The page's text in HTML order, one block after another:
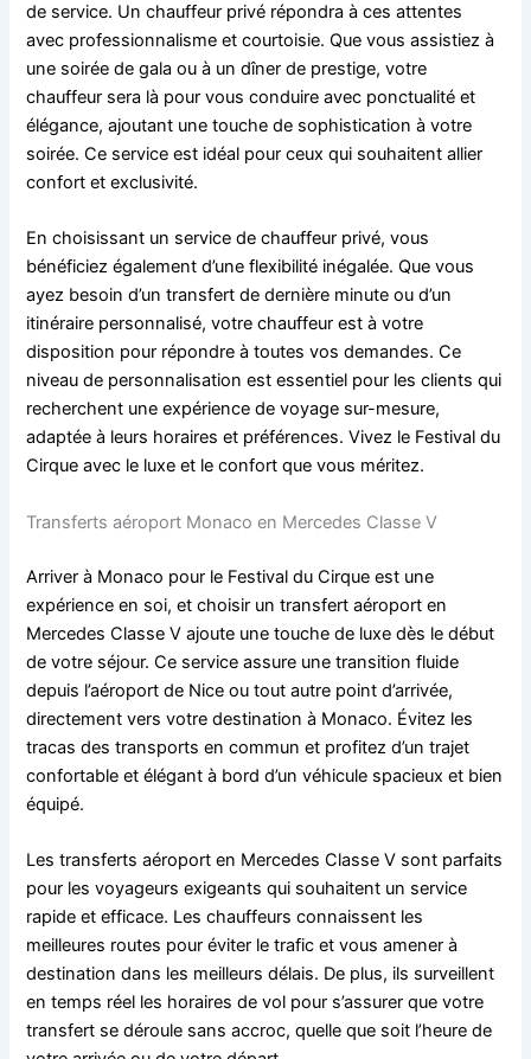
de service. Un chauffeur privé répondra à ces attentes
avec professionnalisme et courtoisie. Que vous assistiez à
une soirée de gala ou à un dîner de prestige, votre
chauffeur sera là pour vous conduire avec ponctualité et
élégance, ajoutant une touche de sophistication à votre
soirée. Ce service est idéal pour ceux qui souhaitent allier
confort et exclusivité.
En choisissant un service de chauffeur privé, vous
bénéficiez également d’une flexibilité inégalée. Que vous
ayez besoin d’un transfert de dernière minute ou d’un
itinéraire personnalisé, votre chauffeur est à votre
disposition pour répondre à toutes vos demandes. Ce
niveau de personnalisation est essentiel pour les clients qui
recherchent une expérience de voyage sur-mesure,
adaptée à leurs horaires et préférences. Vivez le Festival du
Cirque avec le luxe et le confort que vous méritez.
Transferts aéroport Monaco en Mercedes Classe V
Arriver à Monaco pour le Festival du Cirque est une
expérience en soi, et choisir un transfert aéroport en
Mercedes Classe V ajoute une touche de luxe dès le début
de votre séjour. Ce service assure une transition fluide
depuis l’aéroport de Nice ou tout autre point d’arrivée,
directement vers votre destination à Monaco. Évitez les
tracas des transports en commun et profitez d’un trajet
confortable et élégant à bord d’un véhicule spacieux et bien
équipé.
Les transferts aéroport en Mercedes Classe V sont parfaits
pour les voyageurs exigeants qui souhaitent un service
rapide et efficace. Les chauffeurs connaissent les
meilleures routes pour éviter le trafic et vous amener à
destination dans les meilleurs délais. De plus, ils surveillent
en temps réel les horaires de vol pour s’assurer que votre
transfert se déroule sans accroc, quelle que soit l’heure de